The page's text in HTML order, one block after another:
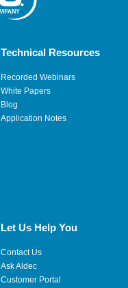
Technical Resources
Recorded Webinars
White Papers
Blog
Application Notes
Let Us Help You
Contact Us
Ask Aldec
Customer Portal